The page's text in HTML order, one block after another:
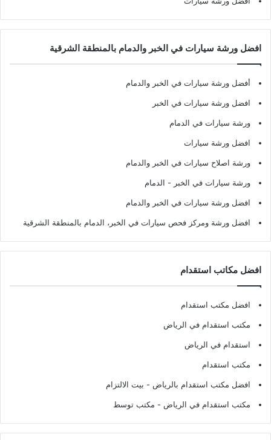
افضل ورشة سيارات في الخبر والدمام بالمنطقة الشرقية
أفضل ورشة سيارات في الخبر والدمام
افضل ورشة سيارات في الخبر
ورشة سيارات في الدمام
افضل ورشة سيارات
ورشة اصلاح سيارات في الخبر والدمام
ورشة سيارات في الخبر - الدمام
افضل ورشة سيارات في الخبر والدمام
افضل ورشة ومركز فحص سيارات في الخبر، الدمام بالمنطقة الشرقية
افضل مكاتب استقدام
افضل مكتب استقدام
مكتب استقدام في الرياض
استقدام في الرياض
مكتب استقدام
افضل مكتب استقدام بالرياض - بيت الالتزام
مكتب استقدام في الرياض - مكتب توسط